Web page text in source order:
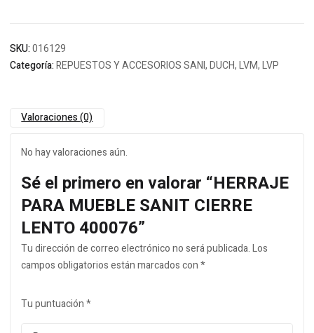
SKU:016129
Categoría:REPUESTOS Y ACCESORIOS SANI, DUCH, LVM, LVP
Valoraciones (0)
No hay valoraciones aún.
Sé el primero en valorar “HERRAJE
PARA MUEBLE SANIT CIERRE
LENTO 400076”
Tu dirección de correo electrónico no será publicada.Los
campos obligatorios están marcados con*
Tu puntuación*